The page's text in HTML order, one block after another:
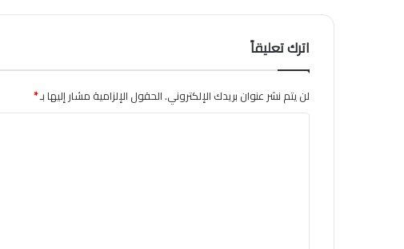
اترك تعليقاً
لن يتم نشر عنوان بريدك الإلكتروني.الحقول الإلزامية مشار إليها بـ*